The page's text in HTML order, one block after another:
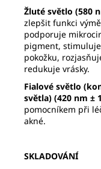
Žluté světlo (580
zlepšit funkci
podporuje
pigment,
pokožku,
redukuje vrásky.
Fialové světlo
světla) (420 nm ±
pomocníkem při
akné.
SKLADOVÁNÍ